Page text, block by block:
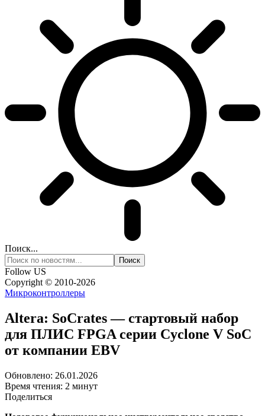
Поиск...
Follow US
Copyright © 2010-2026
Микроконтроллеры
Altera: SoCrates — стартовый набор
для ПЛИС FPGA серии Cyclone V SoC
от компании EBV
Обновлено: 26.01.2026
Время чтения: 2 минут
Поделиться